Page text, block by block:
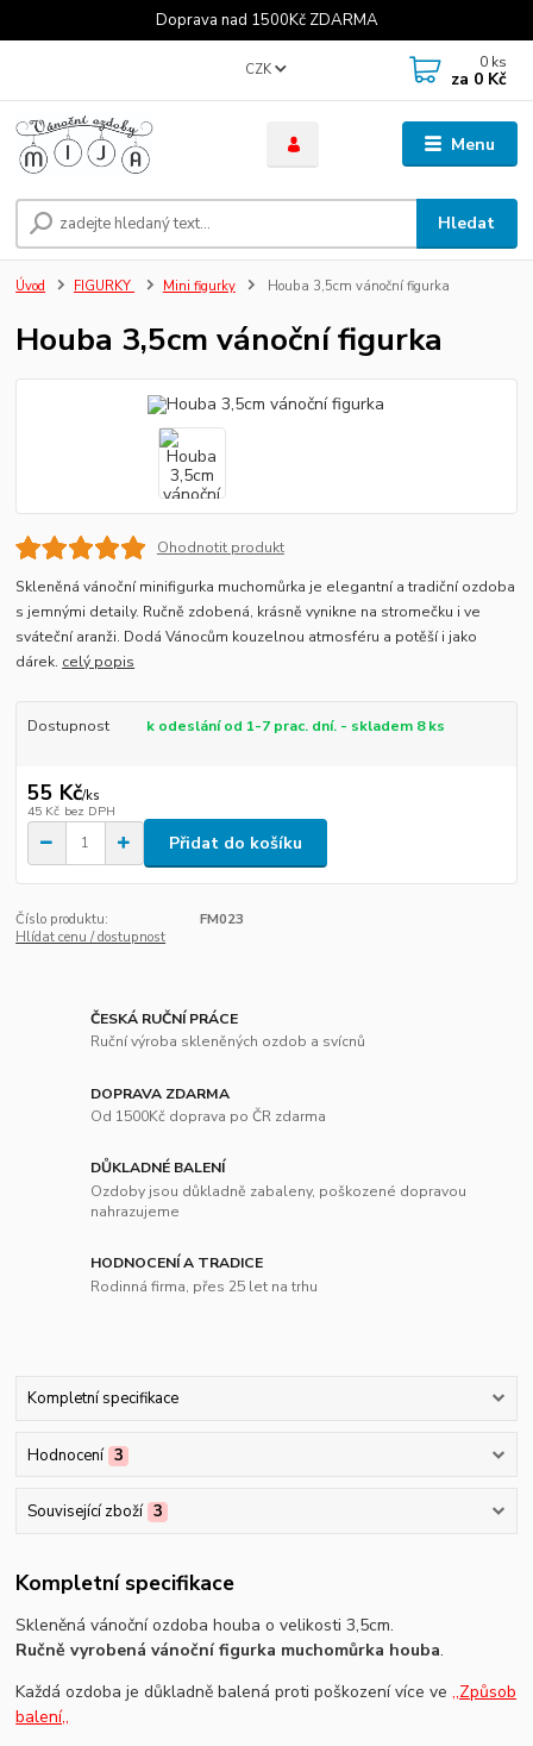
Doprava nad 1500Kč ZDARMA
Menu
CZK
Hledat
0 ks
za 0 Kč
Úvod FIGURKY Mini figurky Houba 3,5cm vánoční figurka
Houba 3,5cm vánoční figurka
Ohodnotit produkt
Skleněná vánoční minifigurka muchomůrka je elegantní a tradiční ozdoba
s jemnými detaily. Ručně zdobená, krásně vynikne na stromečku i ve
sváteční aranži. Dodá Vánocům kouzelnou atmosféru a potěší i jako
dárek. celý popis
Dostupnost k odeslání od 1-7 prac. dní. - skladem 8 ks
55 Kč/ks
45 Kč bez DPH
Přidat do košíku
Číslo produktu:
FM023
Hlídat cenu / dostupnost
ČESKÁ RUČNÍ PRÁCE
Ruční výroba skleněných ozdob a svícnů
DOPRAVA ZDARMA
Od 1500Kč doprava po ČR zdarma
DŮKLADNÉ BALENÍ
Ozdoby jsou důkladně zabaleny, poškozené dopravou
nahrazujeme
HODNOCENÍ A TRADICE
Rodinná firma, přes 25 let na trhu
Kompletní specifikace
Hodnocení 3
Související zboží 3
Kompletní specifikace
Skleněná vánoční ozdoba houba o velikosti 3,5cm.
Ručně vyrobená vánoční figurka muchomůrka houba.
Každá ozdoba je důkladně balená proti poškození více ve,,Způsob
balení,,